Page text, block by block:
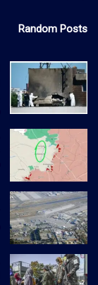
Random Posts